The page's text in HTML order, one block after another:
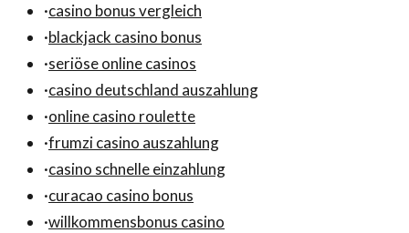
·casino bonus vergleich
·blackjack casino bonus
·seriöse online casinos
·casino deutschland auszahlung
·online casino roulette
·frumzi casino auszahlung
·casino schnelle einzahlung
·curacao casino bonus
·willkommensbonus casino